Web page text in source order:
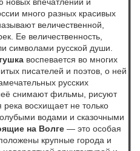
много разных красивых
величественной,
Ее величественность,
символами русской души.
воспевается во многих
писателей и поэтов, о ней
русских
снимают фильмы, рисуют
река восхищает не только
водами и сказочными
на Волге — это особая
крупные города и